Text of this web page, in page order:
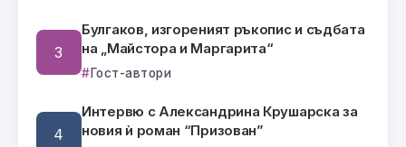
Булгаков, изгореният ръкопис и съдбата
на „Майстора и Маргарита“
Гост-автори
Интервю с Александрина Крушарска за
новия ѝ роман “Призован”